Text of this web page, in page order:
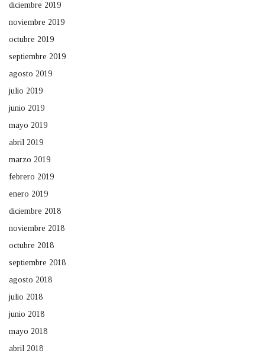
diciembre 2019
noviembre 2019
octubre 2019
septiembre 2019
agosto 2019
julio 2019
junio 2019
mayo 2019
abril 2019
marzo 2019
febrero 2019
enero 2019
diciembre 2018
noviembre 2018
octubre 2018
septiembre 2018
agosto 2018
julio 2018
junio 2018
mayo 2018
abril 2018